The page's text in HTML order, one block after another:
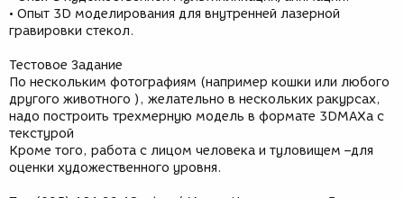
• Опыт 3D моделирования для внутренней лазерной
гравировки стекол.
Тестовое Задание
По нескольким фотографиям (например кошки или любого
другого животного ), желательно в нескольких ракурсах,
надо построить трехмерную модель в формате 3DMAXа с
текстурой
Кроме того, работа с лицом человека и туловищем –для
оценки художественного уровня.